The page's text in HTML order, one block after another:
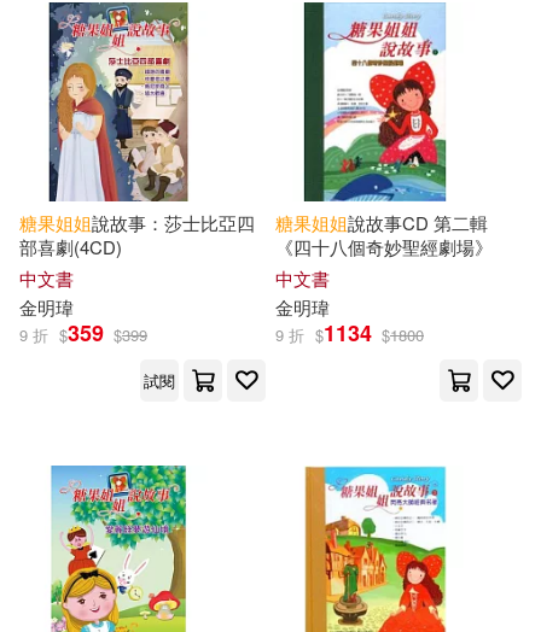
吉林攝影出版社(2)
晨光出版社(2) 明天出版社(1)
禾揚(1)
糖果小俠(1)
配送方式 (可複選)
可海外宅配(19)
可港澳店取(18)
糖果姐姐說故事：莎士比亞四
部喜劇(4CD)
中文書
金明瑋
9 折 $359 $399
試閱
糖果姐姐說故事CD 第二輯
《四十八個奇妙聖經劇場》
中文書
金明瑋
9 折 $1134 $1800